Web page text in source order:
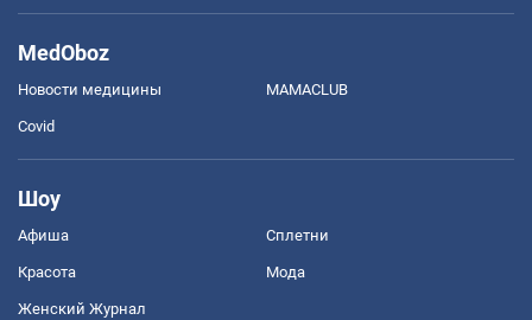
MedOboz
Новости медицины MAMACLUB
Covid
Шоу
Афиша Сплетни
Красота Мода
Женский Журнал